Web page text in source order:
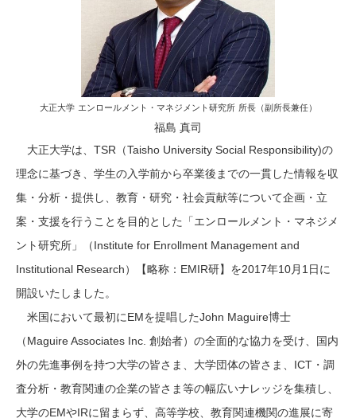
大正大学 エンロールメント・マネジメント研究所 所長（副所長兼任）
福島 真司
大正大学は、TSR（Taisho University Social Responsibility)の
理念に基づき、学生の入学前から卒業後までの一貫した情報を収
集・分析・提供し、教育・研究・社会貢献等について企画・立
案・支援を行うことを目的とした「エンロールメント・マネジメ
ント研究所」（Institute for Enrollment Management and
Institutional Research）【略称：EMIR研】を2017年10月1日に
開設いたしました。
米国において最初にEMを提唱したJohn Maguire博士
（Maguire Associates Inc. 創始者）の全面的な協力を受け、国内
外の先進事例を持つ大学の皆さま、大学団体の皆さま、ICT・調
査分析・教育関連の企業の皆さま等の幅広いナレッジを集積し、
大学のEMやIRに留まらず、高等学校、教育関連機関の進展に寄